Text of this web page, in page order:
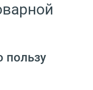
пользу